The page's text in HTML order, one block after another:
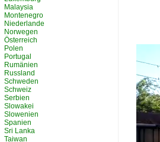
Malaysia
Montenegro
Niederlande
Norwegen
Österreich
Polen
Portugal
Rumänien
Russland
Schweden
Schweiz
Serbien
Slowakei
Slowenien
Spanien
Sri Lanka
Taiwan